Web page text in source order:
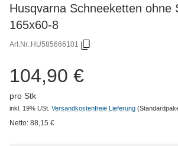
Husqvarna Schneeketten ohne
165x60-8
Art.Nr.:HU585666101
104,90 €
pro Stk
inkl. 19% USt. Versandkostenfreie Lieferung
Netto: 88,15 €